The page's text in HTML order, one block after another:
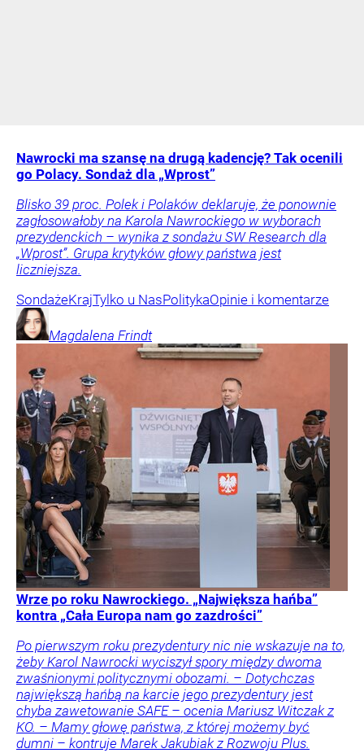
Nawrocki ma szansę na drugą kadencję? Tak ocenili
go Polacy. Sondaż dla „Wprost”
Blisko 39 proc. Polek i Polaków deklaruje, że ponownie
zagłosowałoby na Karola Nawrockiego w wyborach
prezydenckich – wynika z sondażu SW Research dla
„Wprost”. Grupa krytyków głowy państwa jest
liczniejsza.
SondażeKrajTylko u NasPolitykaOpinie i komentarze
Magdalena Frindt
Wrze po roku Nawrockiego. „Największa hańba”
kontra „Cała Europa nam go zazdrości”
Po pierwszym roku prezydentury nic nie wskazuje na to,
żeby Karol Nawrocki wyciszył spory między dwoma
zwaśnionymi politycznymi obozami. – Dotychczas
największą hańbą na karcie jego prezydentury jest
chyba zawetowanie SAFE – ocenia Mariusz Witczak z
KO. – Mamy głowę państwa, z której możemy być
dumni – kontruje Marek Jakubiak z Rozwoju Plus.